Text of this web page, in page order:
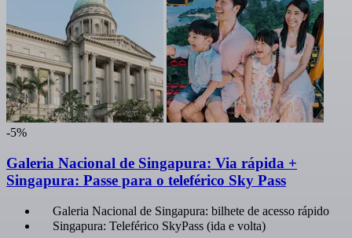
-5%
Galeria Nacional de Singapura: Via rápida +
Singapura: Passe para o teleférico Sky Pass
Galeria Nacional de Singapura: bilhete de acesso rápido
Singapura: Teleférico SkyPass (ida e volta)